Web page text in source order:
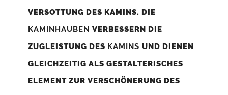
(siehe Bild/Zeichnung unten) angefertigt. Sollten die Bohrungen
nicht passen dann bitte "ohne"Bohrungen (Auswahlfeld)
bis 500mm Kaminbreite: Abstand vom Kaminrand ca.
80mm
VERSOTTUNG DES KAMINS. DIE
KAMINHAUBEN VERBESSERN DIE
ZUGLEISTUNG DES KAMINS UND DIENEN
GLEICHZEITIG ALS GESTALTERISCHES
ELEMENT ZUR VERSCHÖNERUNG DES